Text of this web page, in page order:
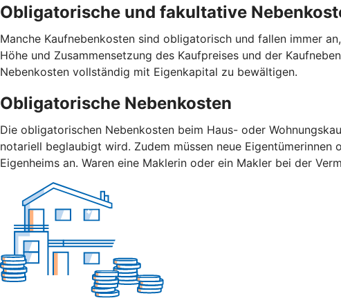
Obligatorische und fakultative
Manche Kaufnebenkosten sind obligatorisch und fallen immer
Höhe und Zusammensetzung des Kaufpreises und der
Nebenkosten vollständig mit Eigenkapital zu bewältigen.
Obligatorische Nebenkosten
Die obligatorischen Nebenkosten beim Haus- oder
notariell beglaubigt wird. Zudem müssen neue
Eigenheims an. Waren eine Maklerin oder ein Makler bei der